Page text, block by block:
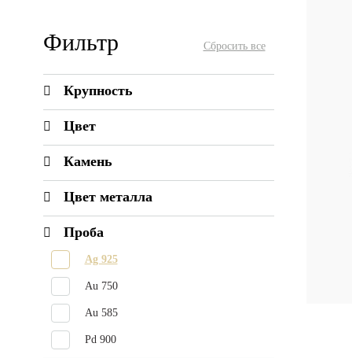
Фильтр
Крупность
Цвет
Камень
Цвет металла
Проба
Ag 925
Au 750
Au 585
Pd 900